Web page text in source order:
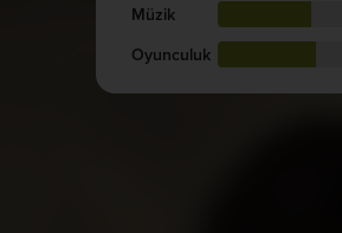
Müzik
Oyunculuk